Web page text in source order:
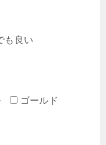
も良い
ゴールド